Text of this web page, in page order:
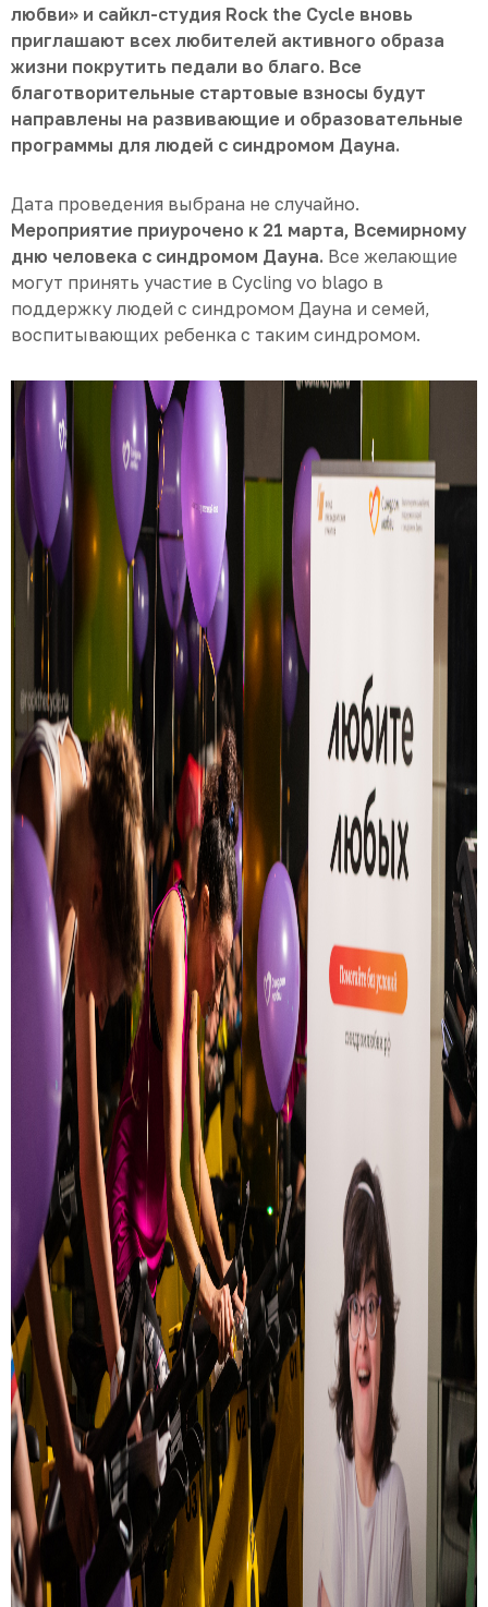
любви» и сайкл-студия Rock the Cycle вновь
приглашают всех любителей активного образа
жизни покрутить педали во благо. Все
благотворительные стартовые взносы будут
направлены на развивающие и образовательные
программы для людей с синдромом Дауна.
Дата проведения выбрана не случайно.
Мероприятие приурочено к 21 марта, Всемирному
дню человека с синдромом Дауна. Все желающие
могут принять участие в Cycling vo blago в
поддержку людей с синдромом Дауна и семей,
воспитывающих ребенка с таким синдромом.